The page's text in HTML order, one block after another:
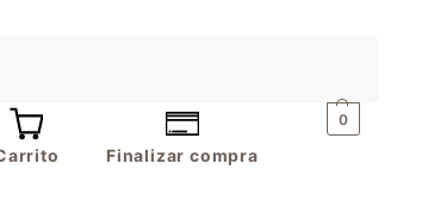
Finalizar compra
0